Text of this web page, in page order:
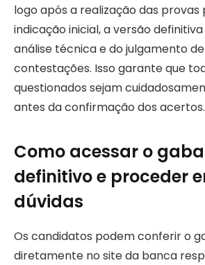
logo após a realização das
indicação inicial, a versão
análise técnica e do julgamento
contestações. Isso garante que
questionados sejam
antes da confirmação dos acertos.
Como acessar o
definitivo e proceder
dúvidas
Os candidatos podem conferir o
diretamente no site da banca